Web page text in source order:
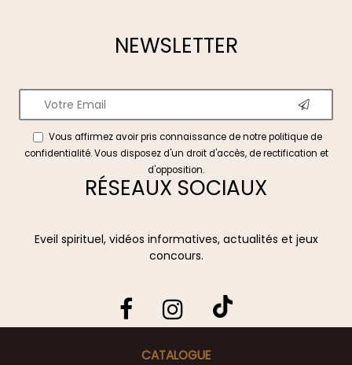
NEWSLETTER
Vous affirmez avoir pris connaissance de notrepolitique de
confidentialité. Vous disposez d'un droit d'accès, de rectification et
d'opposition.
RÉSEAUX SOCIAUX
Eveil spirituel, vidéos informatives, actualités et jeux
concours.
CATALOGUE